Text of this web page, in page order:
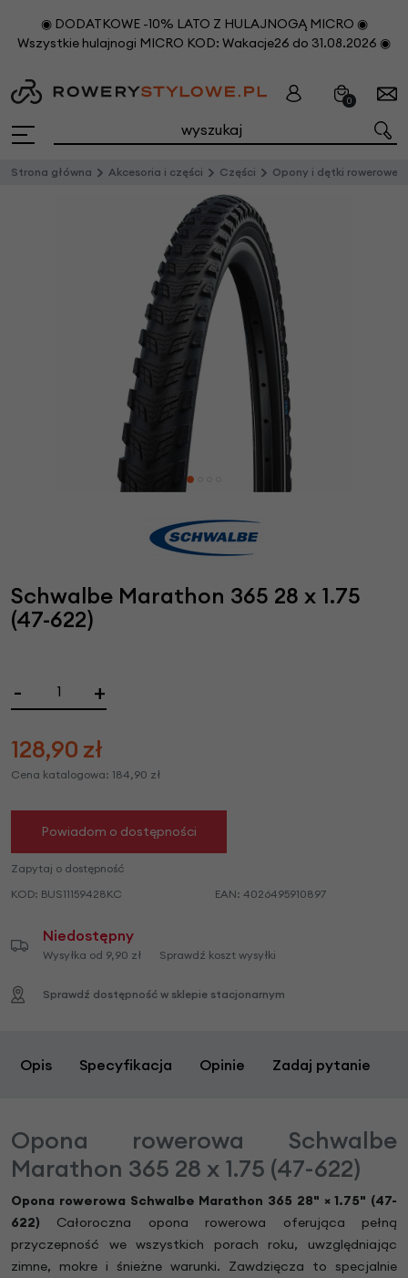
◉ DODATKOWE -10% LATO Z HULAJNOGĄ MICRO ◉
Wszystkie hulajnogi MICRO KOD: Wakacje26 do 31.08.2026 ◉
0
Strona główna Akcesoria i części Części Opony i dętki rowerowe
Schwalbe Marathon 365 28 x 1.75
(47-622)
- +
128,90 zł
Cena katalogowa: 184,90 zł
Powiadom o dostępności
Zapytaj o dostępność
KOD: BUS11159428KC EAN: 4026495910897
Niedostępny
Wysyłka od 9,90 zł Sprawdź koszt wysyłki
Sprawdź dostępność w sklepie stacjonarnym
Opis Specyfikacja Opinie Zadaj pytanie
Opona rowerowa Schwalbe
Marathon 365 28 x 1.75 (47-622)
Opona rowerowa Schwalbe Marathon 365 28" ×1.75" (47-
622) Całoroczna opona rowerowa oferująca pełną
przyczepność we wszystkich porach roku, uwzględniając
zimne, mokre i śnieżne warunki. Zawdzięcza to specjalnie